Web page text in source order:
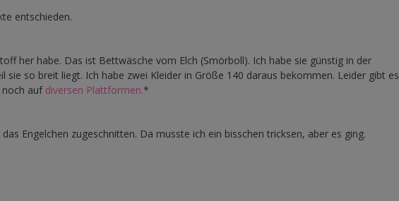
entschieden.
her habe. Das ist Bettwäsche vom Elch (Smörboll). Ich habe sie günstig in der
sie so breit liegt. Ich habe zwei Kleider in Größe 140 daraus bekommen. Leider gibt es
noch auf diversen Plattformen.*
Engelchen zugeschnitten. Da musste ich ein bisschen tricksen, aber es ging.